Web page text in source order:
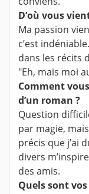
D’où vous
Ma passion
c’est
dans les récits
"Eh, mais moi
Comment
d’un roman ?
Question
par magie,
précis que j’ai
divers
des amis.
Quels sont